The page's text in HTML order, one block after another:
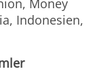
Money
Indonesien,